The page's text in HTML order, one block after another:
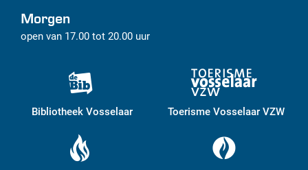
Morgen
open van 17.00 tot 20.00 uur
Bibliotheek Vosselaar Toerisme Vosselaar VZW